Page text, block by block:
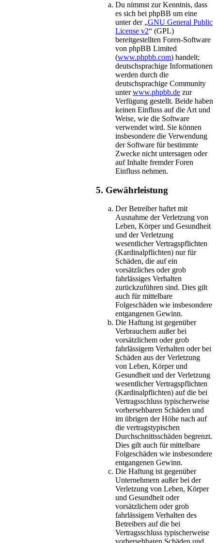
Du nimmst zur Kenntnis, dass
es sich bei phpBB um eine
unter der „GNU General Public
License v2“ (GPL)
bereitgestellten Foren-Software
von phpBB Limited
(www.phpbb.com) handelt;
deutschsprachige Informationen
werden durch die
deutschsprachige Community
unterwww.phpbb.de zur
Verfügung gestellt. Beide haben
keinen Einfluss auf die Art und
Weise, wie die Software
verwendet wird. Sie können
insbesondere die Verwendung
der Software für bestimmte
Zwecke nicht untersagen oder
auf Inhalte fremder Foren
Einfluss nehmen.
5. Gewährleistung
Der Betreiber haftet mit
Ausnahme der Verletzung von
Leben, Körper und Gesundheit
und der Verletzung
wesentlicher Vertragspflichten
(Kardinalpflichten) nur für
Schäden, die auf ein
vorsätzliches oder grob
fahrlässiges Verhalten
zurückzuführen sind. Dies gilt
auch für mittelbare
Folgeschäden wie insbesondere
entgangenen Gewinn.
Die Haftung ist gegenüber
Verbrauchern außer bei
vorsätzlichem oder grob
fahrlässigem Verhalten oder bei
Schäden aus der Verletzung
von Leben, Körper und
Gesundheit und der Verletzung
wesentlicher Vertragspflichten
(Kardinalpflichten) auf die bei
Vertragsschluss typischerweise
vorhersehbaren Schäden und
im übrigen der Höhe nach auf
die vertragstypischen
Durchschnittsschäden begrenzt.
Dies gilt auch für mittelbare
Folgeschäden wie insbesondere
entgangenen Gewinn.
Die Haftung ist gegenüber
Unternehmern außer bei der
Verletzung von Leben, Körper
und Gesundheit oder
vorsätzlichem oder grob
fahrlässigem Verhalten des
Betreibers auf die bei
Vertragsschluss typischerweise